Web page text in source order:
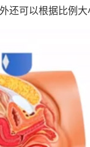
可以根据比例大